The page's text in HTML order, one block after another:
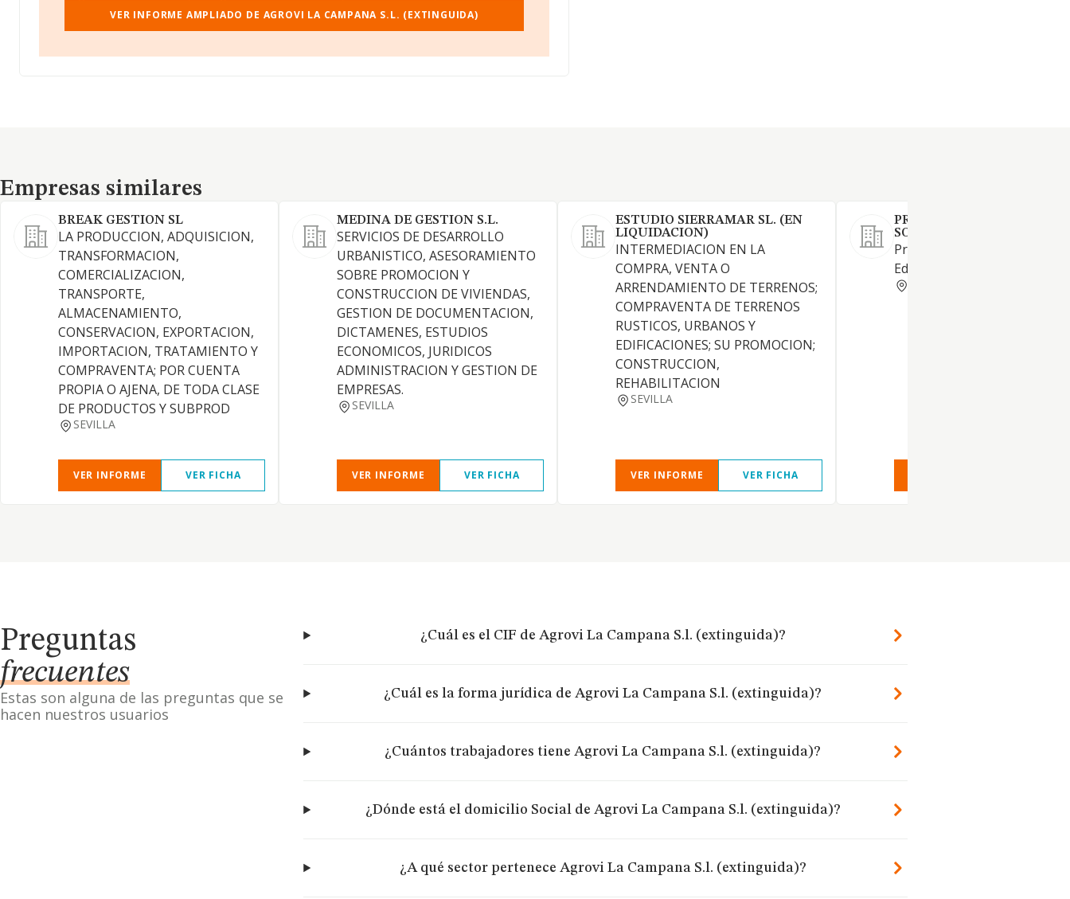
VER INFORME AMPLIADO DE AGROVI LA CAMPANA S.L. (EXTINGUIDA)
Empresas similares
Empresas similares
BREAK GESTION SL
LA PRODUCCION, ADQUISICION,
TRANSFORMACION,
COMERCIALIZACION,
TRANSPORTE,
ALMACENAMIENTO,
CONSERVACION, EXPORTACION,
IMPORTACION, TRATAMIENTO Y
COMPRAVENTA; POR CUENTA
PROPIA O AJENA, DE TODA CLASE
DE PRODUCTOS Y SUBPROD
SEVILLA
VER INFORME VER FICHA
MEDINA DE GESTION S.L.
SERVICIOS DE DESARROLLO
URBANISTICO, ASESORAMIENTO
SOBRE PROMOCION Y
CONSTRUCCION DE VIVIENDAS,
GESTION DE DOCUMENTACION,
DICTAMENES, ESTUDIOS
ECONOMICOS, JURIDICOS
ADMINISTRACION Y GESTION DE
EMPRESAS.
SEVILLA
VER INFORME VER FICHA
ESTUDIO SIERRAMAR SL. (EN
LIQUIDACION)
INTERMEDIACION EN LA
COMPRA, VENTA O
ARRENDAMIENTO DE TERRENOS;
COMPRAVENTA DE TERRENOS
RUSTICOS, URBANOS Y
EDIFICACIONES; SU PROMOCION;
CONSTRUCCION,
REHABILITACION
SEVILLA
VER INFORME VER FICHA
PROMOCION EDIFICIO CR
SOCIEDAD LIMITADA.
Promoción Inmobiliaria de
Edificaciones
Preguntas
frecuentes
Estas son alguna de las preguntas que se
hacen nuestros usuarios
¿Cuál es el CIF de Agrovi La Campana S.l. (extinguida)?
¿Cuál es la forma jurídica de Agrovi La Campana S.l. (extinguida)?
¿Cuántos trabajadores tiene Agrovi La Campana S.l. (extinguida)?
¿Dónde está el domicilio Social de Agrovi La Campana S.l. (extinguida)?
¿A qué sector pertenece Agrovi La Campana S.l. (extinguida)?